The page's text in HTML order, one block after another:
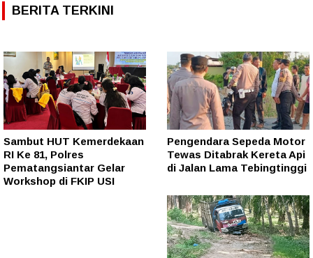
BERITA TERKINI
Sambut HUT Kemerdekaan
RI Ke 81, Polres
Pematangsiantar Gelar
Workshop di FKIP USI
Pengendara Sepeda Motor
Tewas Ditabrak Kereta Api
di Jalan Lama Tebingtinggi